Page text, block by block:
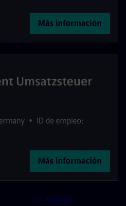
Más información
Umsatzsteuer
• ID de empleo:
Más información
<< Anterior